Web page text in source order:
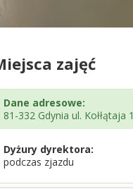
zajęć
Dane adresowe:
81-332 Gdynia ul. Kołłątaja 1
Dyżury dyrektora:
podczas zjazdu